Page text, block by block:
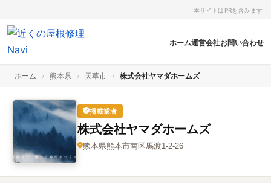
本サイトはPRを含みます
ホーム運営会社お問い合わせ
ホーム › 熊本県 › 天草市 › 株式会社ヤマダホームズ
掲載業者
株式会社ヤマダホームズ
熊本県熊本市南区馬渡1-2-26